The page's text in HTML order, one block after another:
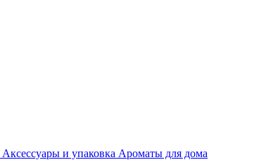
Аксессуары и упаковка Ароматы для дома